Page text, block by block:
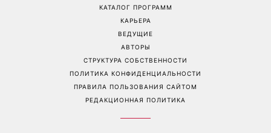
КАТАЛОГ ПРОГРАММ
КАРЬЕРА
ВЕДУЩИЕ
АВТОРЫ
СТРУКТУРА СОБСТВЕННОСТИ
ПОЛИТИКА КОНФИДЕНЦИАЛЬНОСТИ
ПРАВИЛА ПОЛЬЗОВАНИЯ САЙТОМ
РЕДАКЦИОННАЯ ПОЛИТИКА